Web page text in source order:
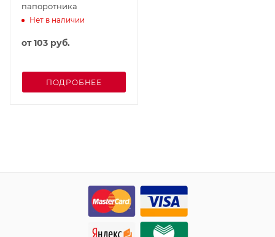
папоротника
Нет в наличии
от103 руб.
ПОДРОБНЕЕ